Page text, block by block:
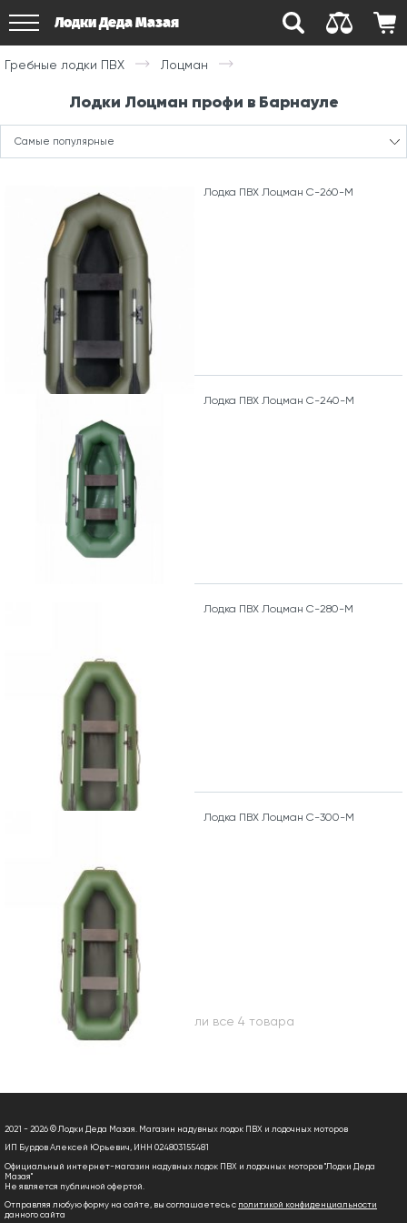
Лодки Деда Мазая
Гребные лодки ПВХ Лоцман
Лодки Лоцман профи в Барнауле
Самые популярные
Лодка ПВХ Лоцман С-260-М
Лодка ПВХ Лоцман С-240-М
Лодка ПВХ Лоцман С-280-М
Лодка ПВХ Лоцман С-300-М
Вы посмотрели все 4 товара
2021 - 2026 © Лодки Деда Мазая. Магазин надувных лодок ПВХ и лодочных моторов
ИП Бурдов Алексей Юрьевич, ИНН 024803155481
Официальный интернет-магазин надувных лодок ПВХ и лодочных моторов "Лодки Деда
Мазая"
Не является публичной офертой.
Отправляя любую форму на сайте, вы соглашаетесь с политикой конфиденциальности
данного сайта